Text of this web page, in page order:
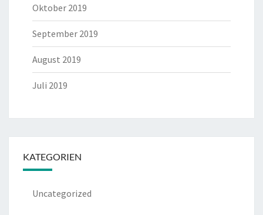
Oktober 2019
September 2019
August 2019
Juli 2019
KATEGORIEN
Uncategorized